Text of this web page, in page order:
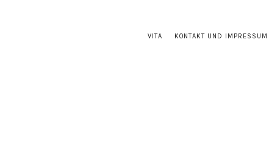
VITA KONTAKT UND IMPRESSUM